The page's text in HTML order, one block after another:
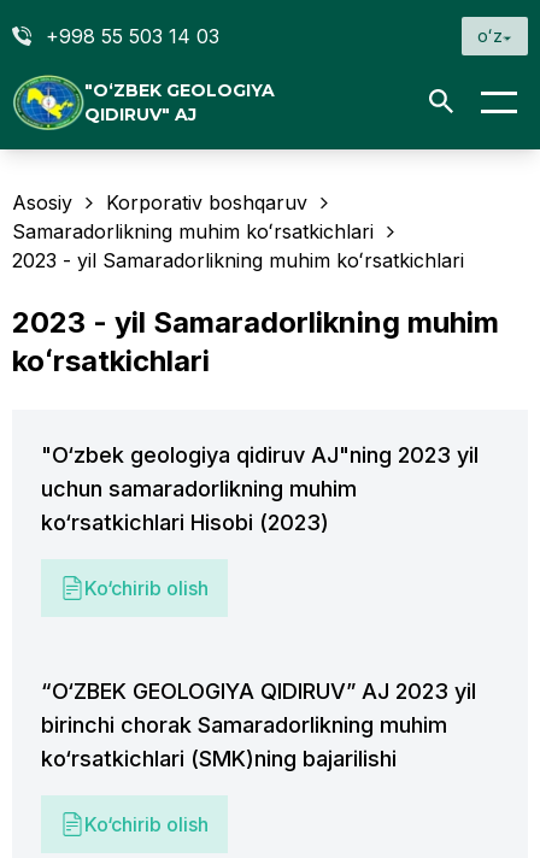
+998 55 503 14 03 oʻz
"O‘ZBEK GEOLOGIYA
QIDIRUV" AJ
Asosiy
Korporativ boshqaruv
Samaradorlikning muhim koʻrsatkichlari
2023 - yil Samaradorlikning muhim koʻrsatkichlari
2023 - yil Samaradorlikning muhim
koʻrsatkichlari
"O‘zbek geologiya qidiruv AJ"ning 2023 yil
uchun samaradorlikning muhim
ko‘rsatkichlari Hisobi (2023)
Ko‘chirib olish
“O‘ZBEK GEOLOGIYA QIDIRUV” AJ 2023 yil
birinchi chorak Samaradorlikning muhim
ko‘rsatkichlari (SMK)ning bajarilishi
Ko‘chirib olish